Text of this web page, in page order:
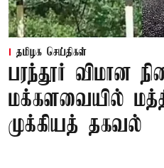
தமிழக செய்திகள்
பரந்தூர் விமான
மக்களவையில்
முக்கியத் தகவல்